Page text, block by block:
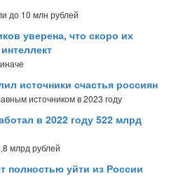
до 10 млн рублей
уверена, что скоро их
источники счастья россиян
источником в 2023 году
в 2022 году 522 млрд
млрд рублей
полностью уйти из России